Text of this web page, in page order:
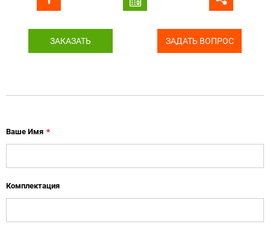
ЗАКАЗАТЬ ЗАДАТЬ ВОПРОС
Ваше Имя *
Комплектация